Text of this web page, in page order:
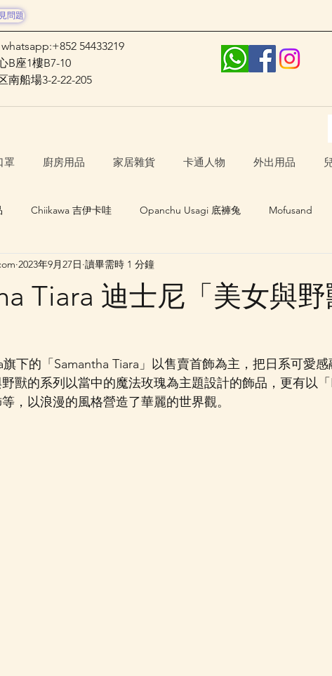
問題
whatsapp:+852 54433219
B座1樓B7-10
南船場3-2-22-205
罩 廚房用品 家居雜貨 卡通人物 外出用品
Chiikawa 吉伊卡哇 Opanchu Usagi 底褲兔 Mofusand
日本口罩 其他卡通人物
Tiara 迪士尼「美女與
2023年9月27日 讀畢需時 1 分鐘
旗下的「Samantha Tiara」以售賣首飾為主，把日系可愛
獸的系列以當中的魔法玫瑰為主題設計的飾品，更有以
，以浪漫的風格營造了華麗的世界觀。